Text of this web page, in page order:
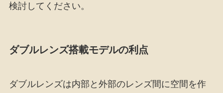
検討してください。
ダブルレンズ搭載モデルの利点
ダブルレンズは内部と外部のレンズ間に空間を作